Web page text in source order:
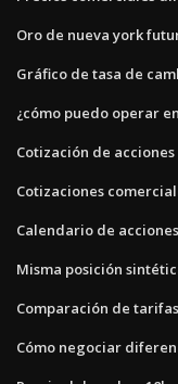
Oro de nueva york
Gráfico de tasa de
¿cómo puedo operar
Cotización de
Cotizaciones
Calendario de
Misma posición
Comparación de
Cómo negociar